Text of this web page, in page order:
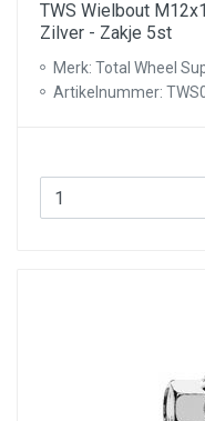
TWS Wielbout
Zilver - Zakje 5st
Merk: Total Wheel
Artikelnummer: